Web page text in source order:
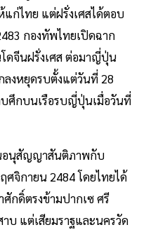
แก่ไทย แต่ฝรั่งเศสได้ตอบ
กองทัพไทยเปิดฉาก
ดจีนฝรั่งเศส ต่อมาญี่ปุ่น
ลงหยุดรบตั้งแต่วันที่ 28
ศึกบนเรือรบญี่ปุ่นเมื่อวันที่
อนุสัญญาสันติภาพกับ
ศจิกายน 2484 โดยไทยได้
กดิ์ตรงข้ามปากเซ ศรี
บ แต่เสียมราฐและนครวัด